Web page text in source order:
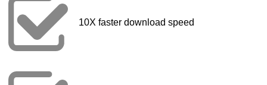
10X faster download speed